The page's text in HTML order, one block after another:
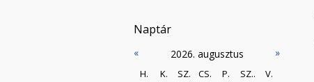
Naptár
« 2026. augusztus »
H. K. SZ. CS. P. SZ..
V.